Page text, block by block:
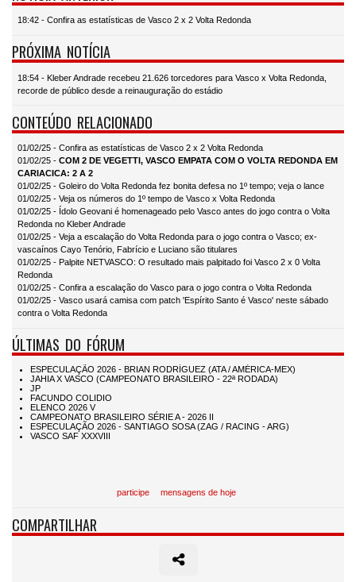
18:42 - Confira as estatísticas de Vasco 2 x 2 Volta Redonda
PRÓXIMA NOTÍCIA
18:54 - Kleber Andrade recebeu 21.626 torcedores para Vasco x Volta Redonda,
recorde de público desde a reinauguração do estádio
CONTEÚDO RELACIONADO
01/02/25 - Confira as estatísticas de Vasco 2 x 2 Volta Redonda
01/02/25 - COM 2 DE VEGETTI, VASCO EMPATA COM O VOLTA REDONDA EM
CARIACICA: 2 A 2
01/02/25 - Goleiro do Volta Redonda fez bonita defesa no 1º tempo; veja o lance
01/02/25 - Veja os números do 1º tempo de Vasco x Volta Redonda
01/02/25 - Ídolo Geovani é homenageado pelo Vasco antes do jogo contra o Volta
Redonda no Kleber Andrade
01/02/25 - Veja a escalação do Volta Redonda para o jogo contra o Vasco; ex-
vascaínos Cayo Tenório, Fabrício e Luciano são titulares
01/02/25 - Palpite NETVASCO: O resultado mais palpitado foi Vasco 2 x 0 Volta
Redonda
01/02/25 - Confira a escalação do Vasco para o jogo contra o Volta Redonda
01/02/25 - Vasco usará camisa com patch 'Espírito Santo é Vasco' neste sábado
contra o Volta Redonda
ÚLTIMAS DO FÓRUM
participe mensagens de hoje
COMPARTILHAR